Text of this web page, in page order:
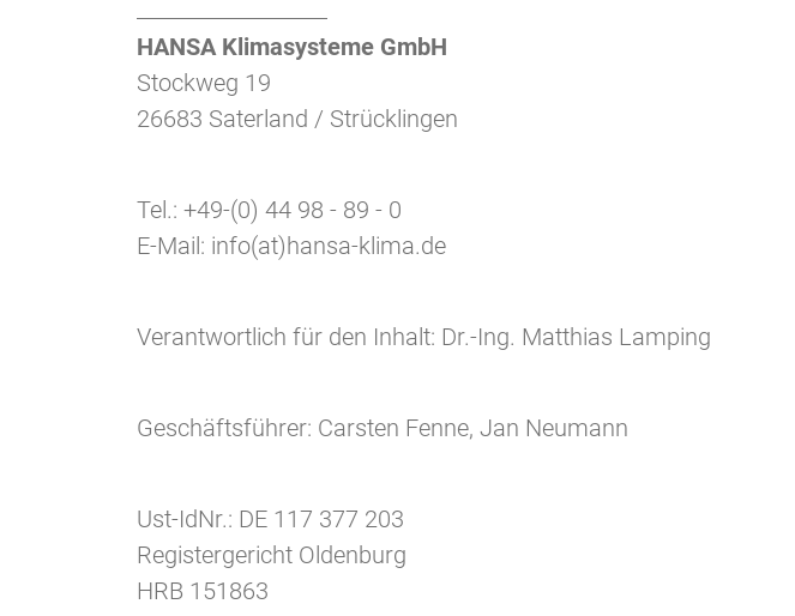
HANSA Klimasysteme GmbH
Stockweg 19
26683 Saterland / Strücklingen
Tel.: +49-(0) 44 98 - 89 - 0
E-Mail: info(at)hansa-klima.de
Verantwortlich für den Inhalt: Dr.-Ing. Matthias Lamping
Geschäftsführer: Carsten Fenne, Jan Neumann
Ust-IdNr.: DE 117 377 203
Registergericht Oldenburg
HRB 151863